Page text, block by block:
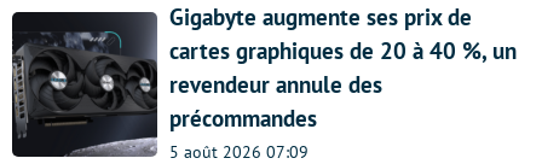
Gigabyte augmente ses prix de
cartes graphiques de 20 à 40 %, un
revendeur annule des
précommandes
5 août 2026 07:09